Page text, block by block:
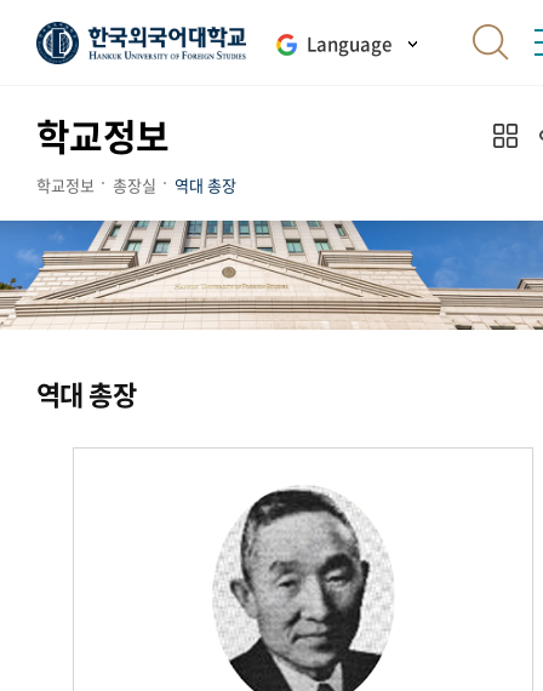
Language
학교정보
학교정보 총장실 역대 총장
역대 총장